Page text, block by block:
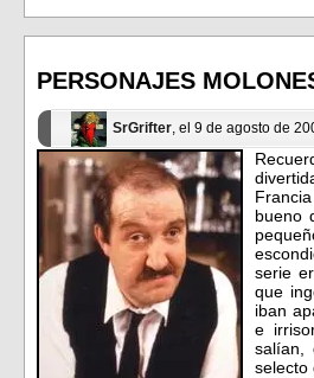
en
(Se
en
una
nueva)
en
(Se
en
una
nueva)
PERSONAJES
SrGrifter, el 9 de agosto de
bueno
serie
que
iban
e
salían,
selecto